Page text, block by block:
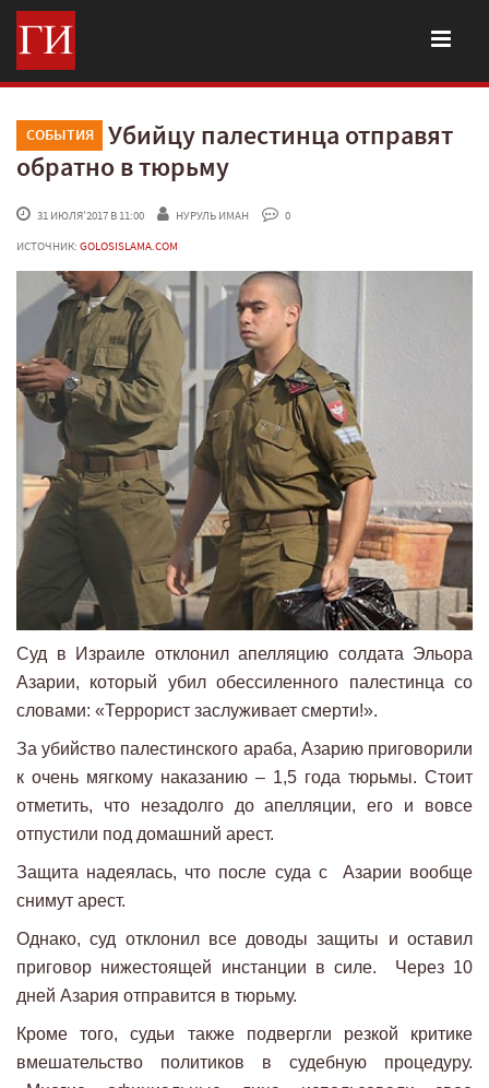
СОБЫТИЯ
Убийцу палестинца отправят
обратно в тюрьму
31 ИЮЛЯ'2017 В 11:00 НУРУЛЬ ИМАН
0
ИСТОЧНИК: GOLOSISLAMA.COM
Суд в Израиле отклонил апелляцию солдата Эльора
Азарии, который убил обессиленного палестинца со
словами: «Террорист заслуживает смерти!».
За убийство палестинского араба, Азарию приговорили
к очень мягкому наказанию – 1,5 года тюрьмы. Стоит
отметить, что незадолго до апелляции, его и вовсе
отпустили под домашний арест.
Защита надеялась, что после суда с Азарии вообще
снимут арест.
Однако, суд отклонил все доводы защиты и оставил
приговор нижестоящей инстанции в силе. Через 10
дней Азария отправится в тюрьму.
Кроме того, судьи также подвергли резкой критике
вмешательство политиков в судебную процедуру.